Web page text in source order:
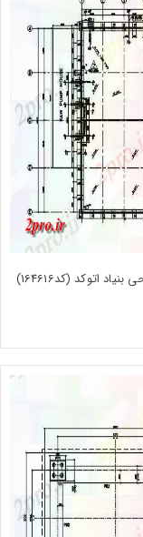
اتوکد (کد164616)